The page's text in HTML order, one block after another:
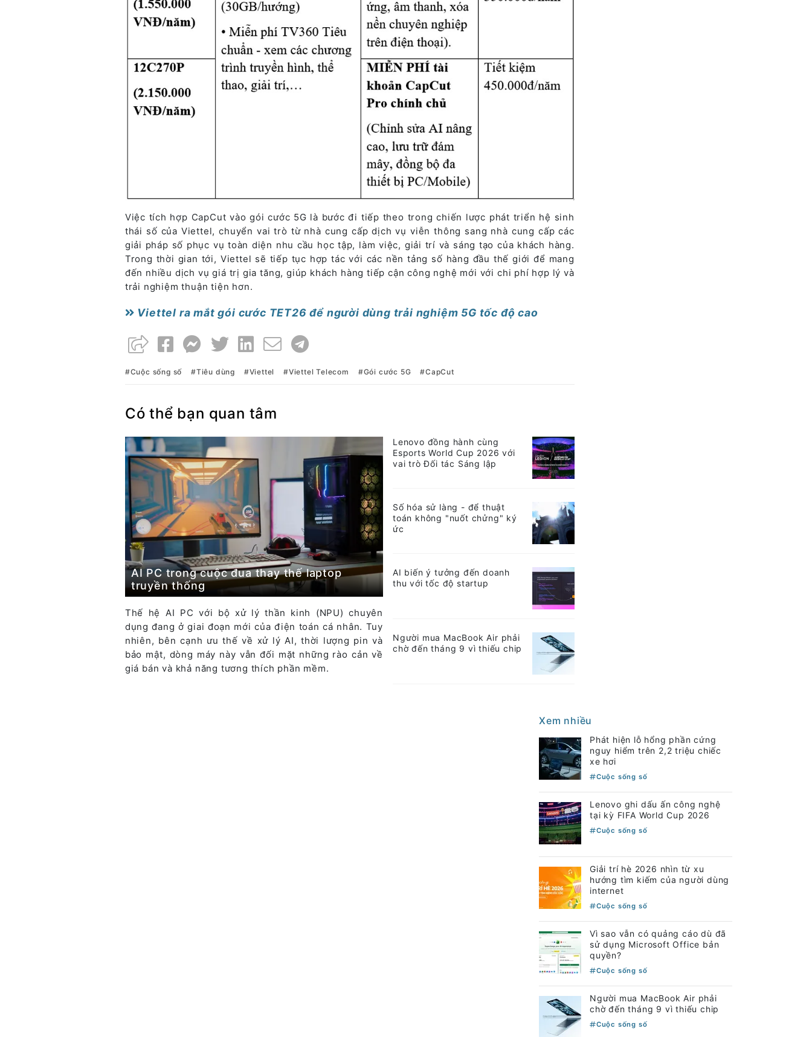
Việc tích hợp CapCut vào gói cước 5G là bước đi tiếp theo trong chiến lược phát triển hệ sinh
thái số của Viettel, chuyển vai trò từ nhà cung cấp dịch vụ viễn thông sang nhà cung cấp các
giải pháp số phục vụ toàn diện nhu cầu học tập, làm việc, giải trí và sáng tạo của khách hàng.
Trong thời gian tới, Viettel sẽ tiếp tục hợp tác với các nền tảng số hàng đầu thế giới để mang
đến nhiều dịch vụ giá trị gia tăng, giúp khách hàng tiếp cận công nghệ mới với chi phí hợp lý và
trải nghiệm thuận tiện hơn.
Viettel ra mắt gói cước TET26 để người dùng trải nghiệm 5G tốc độ cao
Cuộc sống số Tiêu dùng Viettel Viettel Telecom Gói cước 5G CapCut
Có thể bạn quan tâm
AI PC trong cuộc đua thay thế laptop
truyền thống
Thế hệ AI PC với bộ xử lý thần kinh (NPU) chuyên
dụng đang ở giai đoạn mới của điện toán cá nhân. Tuy
nhiên, bên cạnh ưu thế về xử lý AI, thời lượng pin và
bảo mật, dòng máy này vẫn đối mặt những rào cản về
giá bán và khả năng tương thích phần mềm.
Lenovo đồng hành cùng
Esports World Cup 2026 với
vai trò Đối tác Sáng lập
Số hóa sử làng - để thuật
toán không "nuốt chửng" ký
ức
AI biến ý tưởng đến doanh
thu với tốc độ startup
Người mua MacBook Air phải
chờ đến tháng 9 vì thiếu chip
Xem nhiều
Phát hiện lỗ hổng phần cứng
nguy hiểm trên 2,2 triệu chiếc
xe hơi
Cuộc sống số
Lenovo ghi dấu ấn công nghệ
tại kỳ FIFA World Cup 2026
Cuộc sống số
Giải trí hè 2026 nhìn từ xu
hướng tìm kiếm của người dùng
internet
Cuộc sống số
Vì sao vẫn có quảng cáo dù đã
sử dụng Microsoft Office bản
quyền?
Cuộc sống số
Người mua MacBook Air phải
chờ đến tháng 9 vì thiếu chip
Cuộc sống số